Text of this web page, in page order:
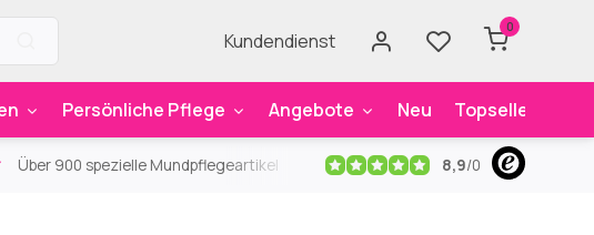
Kundendienst
0
Persönliche Pflege Angebote Neu Topseller
Über 900 spezielle Mundpflegeartikel Kostenloser Versandab 59€
8,9/0